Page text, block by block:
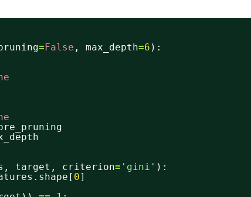
= False , max_depth=6 ):
target, criterion= 'gini' ):
0]